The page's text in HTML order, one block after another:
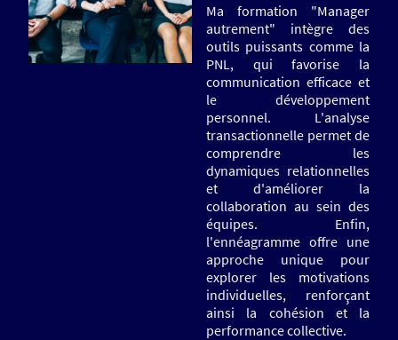
Ma formation "Manager
autrement" intègre des
outils puissants comme la
PNL, qui favorise la
communication efficace et
le développement
personnel. L'analyse
transactionnelle permet de
comprendre les
dynamiques relationnelles
et d'améliorer la
collaboration au sein des
équipes. Enfin,
l'ennéagramme offre une
approche unique pour
explorer les motivations
individuelles, renforçant
ainsi la cohésion et la
performance collective.